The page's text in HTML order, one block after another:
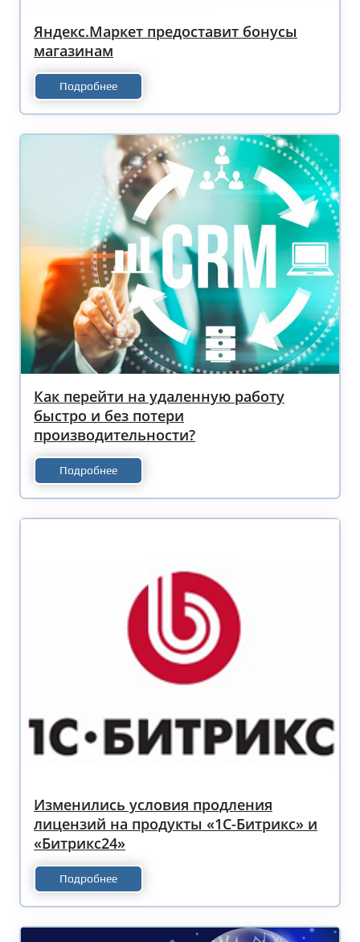
Яндекс.Маркет предоставит бонусы
магазинам
Подробнее
Как перейти на удаленную работу
быстро и без потери
производительности?
Подробнее
Изменились условия продления
лицензий на продукты «1С-Битрикс» и
«Битрикс24»
Подробнее